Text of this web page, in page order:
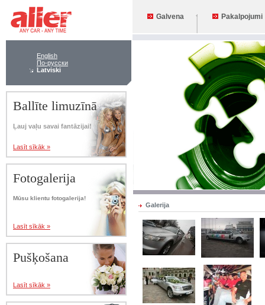
English
По-русски
Latviski
Ballīte limuzīnā
Ļauj vaļu savai fantāzijai!
Lasīt sīkāk »
Fotogalerija
Mūsu klientu fotogalerija!
Lasīt sīkāk »
Pušķošana
Lasīt sīkāk »
Galvena Pakalpojumi
Galerija